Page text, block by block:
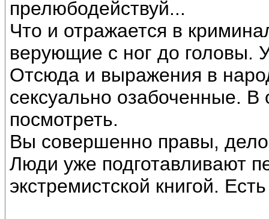
прелюбодействуй...
Что и отражается в
верующие с ног до головы.
Отсюда и выражения в
сексуально озабоченные.
посмотреть.
Вы совершенно правы,
Люди уже подготавливают
экстремистской книгой.